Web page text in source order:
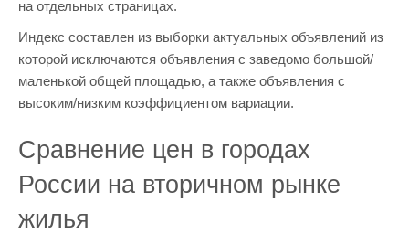
на отдельных страницах.
Индекс составлен из выборки актуальных объявлений из
которой исключаются объявления с заведомо большой/
маленькой общей площадью, а также объявления с
высоким/низким коэффициентом вариации.
Сравнение цен в городах
России на вторичном рынке
жилья